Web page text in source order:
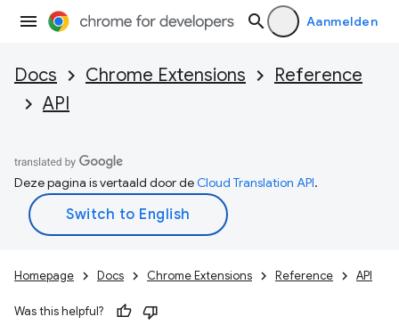
Aanmelden
Docs Chrome Extensions
Reference
API
Deze pagina is vertaald door deCloud Translation API.
Homepage Docs Chrome Extensions Reference API
Was this helpful?